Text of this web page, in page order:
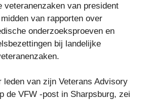
veteranenzaken van president
van rapporten over
onderzoeksproeven en
bij landelijke
leden van zijn Veterans Advisory
de VFW -post in Sharpsburg, zei